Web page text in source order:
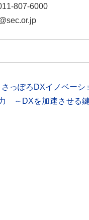
807-6000
っぽろDXイノベーシ
～DXを加速させる鍵